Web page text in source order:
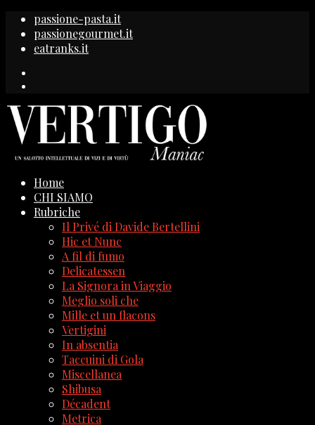
passione-pasta.it
passionegourmet.it
eatranks.it
Home
CHI SIAMO
Rubriche
Il Privé di Davide Bertellini
Hic et Nunc
A fil di fumo
Delicatessen
La Signora in Viaggio
Meglio soli che
Mille et un flacons
Vertigini
In absentia
Taccuini di Gola
Miscellanea
Shibusa
Décadent
Metrica